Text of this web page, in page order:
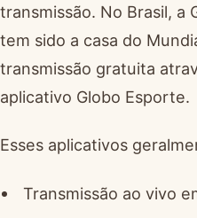
transmissão. No Brasil, a
tem sido a casa do
transmissão gratuita
aplicativo Globo Esporte.
Esses aplicativos
Transmissão ao vivo